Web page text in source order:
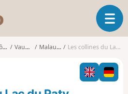
s
O
u
v
i
r
l
Vaucluse Malaucène Les collines du Lac du Paty